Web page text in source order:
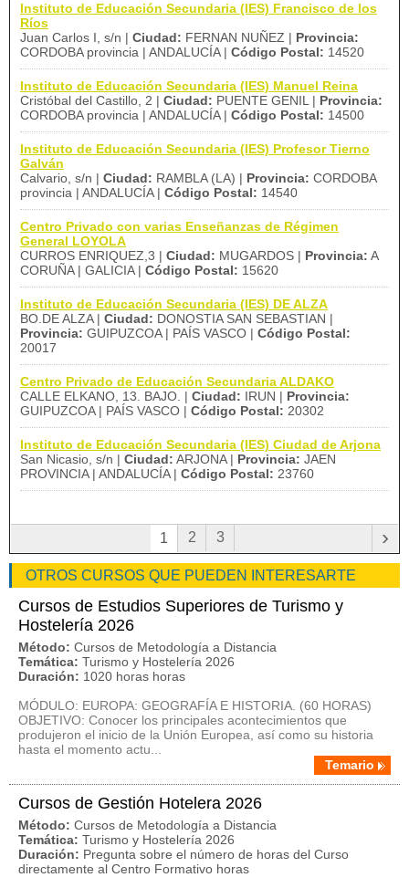
Instituto de Educación Secundaria (IES) Francisco de los
Ríos
Juan Carlos I, s/n | Ciudad: FERNAN NUÑEZ | Provincia:
CORDOBA provincia | ANDALUCÍA | Código Postal: 14520
Instituto de Educación Secundaria (IES) Manuel Reina
Cristóbal del Castillo, 2 | Ciudad: PUENTE GENIL | Provincia:
CORDOBA provincia | ANDALUCÍA | Código Postal: 14500
Instituto de Educación Secundaria (IES) Profesor Tierno
Galván
Calvario, s/n | Ciudad: RAMBLA (LA) | Provincia: CORDOBA
provincia | ANDALUCÍA | Código Postal: 14540
Centro Privado con varias Enseñanzas de Régimen
General LOYOLA
CURROS ENRIQUEZ,3 | Ciudad: MUGARDOS | Provincia: A
CORUÑA | GALICIA | Código Postal: 15620
Instituto de Educación Secundaria (IES) DE ALZA
BO.DE ALZA | Ciudad: DONOSTIA SAN SEBASTIAN |
Provincia: GUIPUZCOA | PAÍS VASCO | Código Postal:
20017
Centro Privado de Educación Secundaria ALDAKO
CALLE ELKANO, 13. BAJO. | Ciudad: IRUN | Provincia:
GUIPUZCOA | PAÍS VASCO | Código Postal: 20302
Instituto de Educación Secundaria (IES) Ciudad de Arjona
San Nicasio, s/n | Ciudad: ARJONA | Provincia: JAEN
PROVINCIA | ANDALUCÍA | Código Postal: 23760
1 2 3 ›
OTROS CURSOS QUE PUEDEN INTERESARTE
Cursos de Estudios Superiores de Turismo y
Hostelería 2026
Método: Cursos de Metodología a Distancia
Temática: Turismo y Hostelería 2026
Duración: 1020 horas horas
MÓDULO: EUROPA: GEOGRAFÍA E HISTORIA. (60 HORAS)
OBJETIVO: Conocer los principales acontecimientos que
produjeron el inicio de la Unión Europea, así como su historia
hasta el momento actu...
Temario
Cursos de Gestión Hotelera 2026
Método: Cursos de Metodología a Distancia
Temática: Turismo y Hostelería 2026
Duración: Pregunta sobre el número de horas del Curso
directamente al Centro Formativo horas